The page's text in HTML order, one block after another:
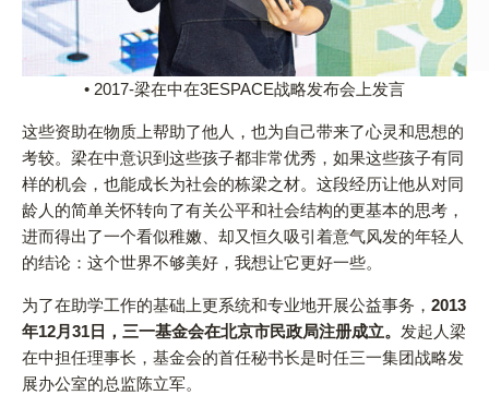
• 2017-梁在中在3ESPACE战略发布会上发言
这些资助在物质上帮助了他人，也为自己带来了心灵和思想的
考较。梁在中意识到这些孩子都非常优秀，如果这些孩子有同
样的机会，也能成长为社会的栋梁之材。这段经历让他从对同
龄人的简单关怀转向了有关公平和社会结构的更基本的思考，
进而得出了一个看似稚嫩、却又恒久吸引着意气风发的年轻人
的结论：这个世界不够美好，我想让它更好一些。
为了在助学工作的基础上更系统和专业地开展公益事务， 2013
年12月31日，三一基金会在北京市民政局注册成立。 发起人梁
在中担任理事长，基金会的首任秘书长是时任三一集团战略发
展办公室的总监陈立军。